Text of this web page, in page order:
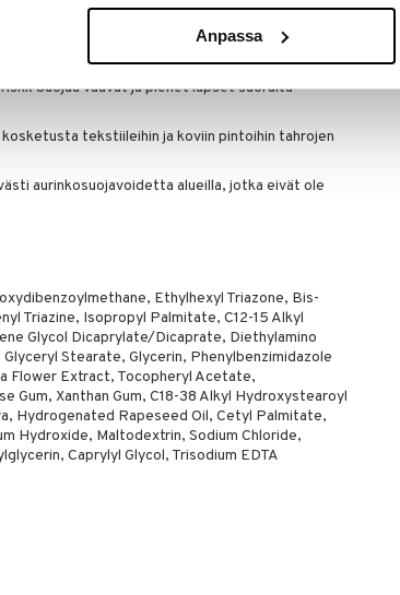
Anpassa
vaikka käyttäisit aurinkosuojaa. Liiallinen
Suojaa vauvat ja pienet lapset suoralta
tekstiileihin ja koviin pintoihin tahrojen
aurinkosuojavoidetta alueilla, jotka eivät ole
Ethylhexyl Triazone, Bis-
Triazine, Isopropyl Palmitate, C12-15 Alkyl
Glycol Dicaprylate/Dicaprate, Diethylamino
Stearate, Glycerin, Phenylbenzimidazole
Flower Extract, Tocopheryl Acetate,
Gum, Xanthan Gum, C18-38 Alkyl Hydroxystearoyl
Hydrogenated Rapeseed Oil, Cetyl Palmitate,
Hydroxide, Maltodextrin, Sodium Chloride,
Caprylyl Glycol, Trisodium EDTA